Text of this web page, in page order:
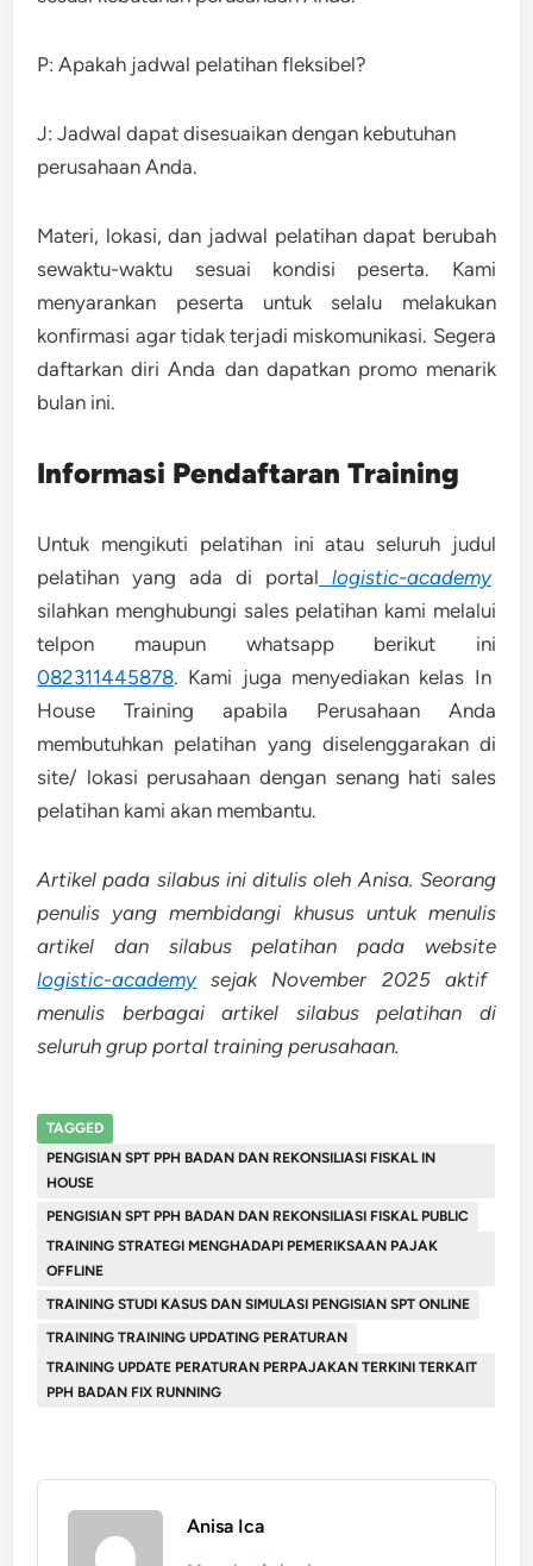
P: Apakah jadwal pelatihan fleksibel?
J: Jadwal dapat disesuaikan dengan kebutuhan
perusahaan Anda.
Materi, lokasi, dan jadwal pelatihan dapat berubah
sewaktu-waktu sesuai kondisi peserta. Kami
menyarankan peserta untuk selalu melakukan
konfirmasi agar tidak terjadi miskomunikasi. Segera
daftarkan diri Anda dan dapatkan promo menarik
bulan ini.
Informasi Pendaftaran Training
Untuk mengikuti pelatihan ini atau seluruh judul
pelatihan yang ada di portal logistic-academy
silahkan menghubungi sales pelatihan kami melalui
telpon maupun whatsapp berikut ini
082311445878. Kami juga menyediakan kelas In
House Training apabila Perusahaan Anda
membutuhkan pelatihan yang diselenggarakan di
site/ lokasi perusahaan dengan senang hati sales
pelatihan kami akan membantu.
Artikel pada silabus ini ditulis oleh Anisa. Seorang
penulis yang membidangi khusus untuk menulis
artikel dan silabus pelatihan pada website
logistic-academysejak November 2025 aktif
menulis berbagai artikel silabus pelatihan di
seluruh grup portal training perusahaan.
TAGGED
PENGISIAN SPT PPH BADAN DAN REKONSILIASI FISKAL IN
HOUSE
PENGISIAN SPT PPH BADAN DAN REKONSILIASI FISKAL PUBLIC
TRAINING STRATEGI MENGHADAPI PEMERIKSAAN PAJAK
OFFLINE
TRAINING STUDI KASUS DAN SIMULASI PENGISIAN SPT ONLINE
TRAINING TRAINING UPDATING PERATURAN
TRAINING UPDATE PERATURAN PERPAJAKAN TERKINI TERKAIT
PPH BADAN FIX RUNNING
Anisa Ica